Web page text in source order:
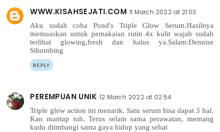
WWW.KISAHSEJATI.COM 11 March 2022 at 21:03
Aku sudah coba Pond's Triple Glow Serum.Hasilnya
memuaskan untuk pemakaian rutin 4x kulit wajah sudah
terlihat glowing,fresh dan halus ya.Salam:Dennise
Sihombing
REPLY
PEREMPUAN UNIK 12 March 2022 at 02:54
Triple glow action ini menarik. Satu serum bisa dapat 3 hal.
Kan mantap tuh. Terus selain sama perawatan, memang
kudu diimbangi sama gaya hidup yang sehat